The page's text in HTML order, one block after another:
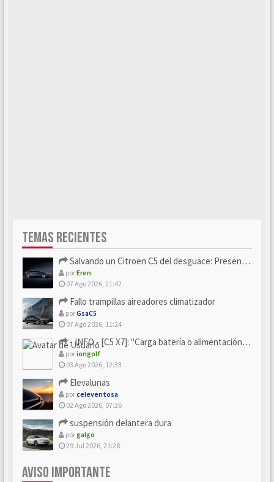
TEMAS RECIENTES
Salvando un Citroën C5 del desguace: Presentación y seguimiento
porEren
07 Ago 2026, 21:42
Fallo trampillas aireadores climatizador
porGsaC5
07 Ago 2026, 11:24
- INFO - [C5 X7]: "Carga batería o alimentación eléctri...
poriongolf
03 Ago 2026, 12:33
Elevalunas
porceleventosa
02 Ago 2026, 07:26
suspensión delantera dura
porgalgo
29 Jul 2026, 21:28
AVISO IMPORTANTE